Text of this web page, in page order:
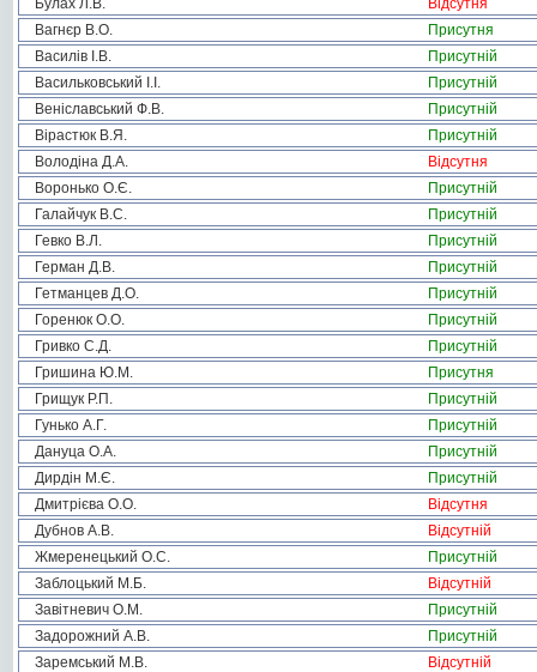
Булах Л.В.
Відсутня
Вагнєр В.О.
Присутня
Василів І.В.
Присутній
Васильковський І.І.
Присутній
Веніславський Ф.В.
Присутній
Вірастюк В.Я.
Присутній
Володіна Д.А.
Відсутня
Воронько О.Є.
Присутній
Галайчук В.С.
Присутній
Гевко В.Л.
Присутній
Герман Д.В.
Присутній
Гетманцев Д.О.
Присутній
Горенюк О.О.
Присутній
Гривко С.Д.
Присутній
Гришина Ю.М.
Присутня
Грищук Р.П.
Присутній
Гунько А.Г.
Присутній
Дануца О.А.
Присутній
Дирдін М.Є.
Присутній
Дмитрієва О.О.
Відсутня
Дубнов А.В.
Відсутній
Жмеренецький О.С.
Присутній
Заблоцький М.Б.
Відсутній
Завітневич О.М.
Присутній
Задорожний А.В.
Присутній
Заремський М.В.
Відсутній